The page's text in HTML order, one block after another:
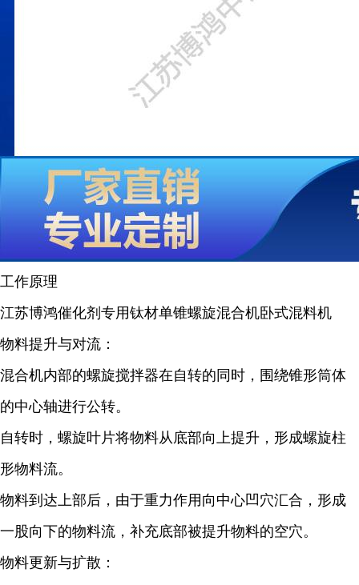
工作原理
江苏博鸿催化剂专用钛材单锥螺旋混合机卧式混料机
物料提升与对流：
混合机内部的螺旋搅拌器在自转的同时，围绕锥形筒体
的中心轴进行公转。
自转时，螺旋叶片将物料从底部向上提升，形成螺旋柱
形物料流。
物料到达上部后，由于重力作用向中心凹穴汇合，形成
一股向下的物料流，补充底部被提升物料的空穴。
物料更新与扩散：